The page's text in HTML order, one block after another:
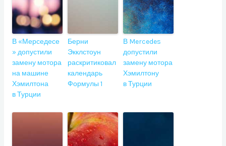
В «Мерседесе
» допустили
замену мотора
на машине
Хэмилтона
в Турции
Берни
Экклстоун
раскритиковал
календарь
Формулы 1
В Mercedes
допустили
замену мотора
Хэмилтону
в Турции